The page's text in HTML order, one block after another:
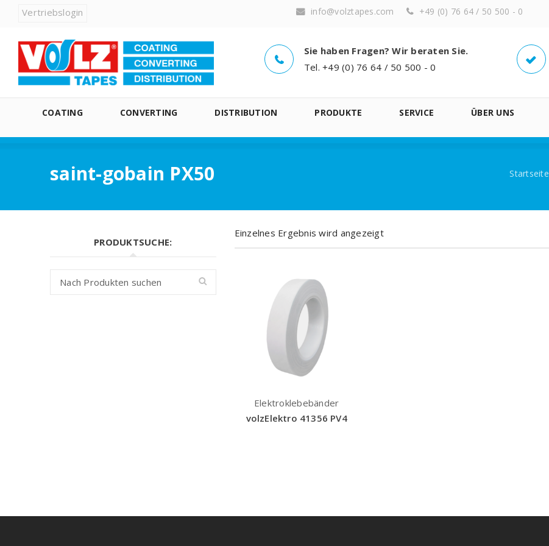
Vertriebslogin info@volztapes.com +49 (0) 76 64 / 50 500 - 0
Sie haben Fragen? Wir beraten Sie.
Tel. +49 (0) 76 64 / 50 500 - 0
COATING CONVERTING DISTRIBUTION PRODUKTE SERVICE ÜBER UNS
saint-gobain PX50 Startseite
PRODUKTSUCHE:
Einzelnes Ergebnis wird angezeigt
Elektroklebebänder
volzElektro 41356 PV4